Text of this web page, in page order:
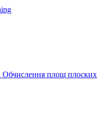
Обчислення площ плоских